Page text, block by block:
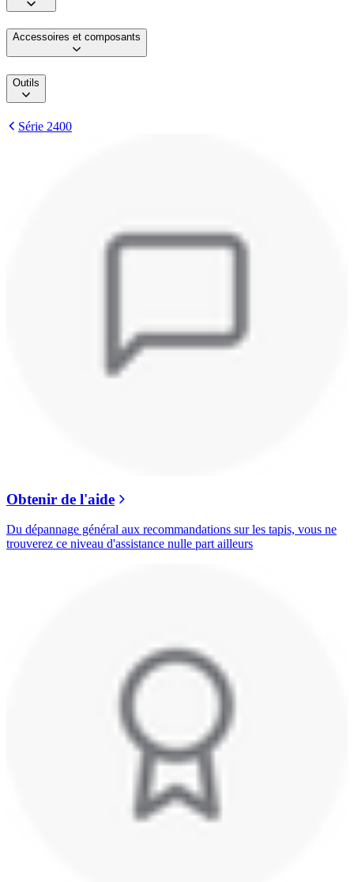
Accessoires et composants
Outils
Série 2400
Obtenir de l'aide
Du dépannage général aux recommandations sur les tapis, vous ne
trouverez ce niveau d'assistance nulle part ailleurs